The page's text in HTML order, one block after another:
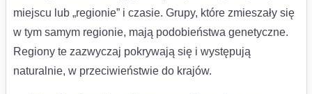
miejscu lub „regionie” i czasie. Grupy, które zmieszały się
w tym samym regionie, mają podobieństwa genetyczne.
Regiony te zazwyczaj pokrywają się i występują
naturalnie, w przeciwieństwie do krajów.